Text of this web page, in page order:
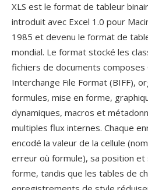
XLS est le format de tableur
introduit avec Excel 1.0 pour
1985 et devenu le format de
mondial. Le format stocké les
fichiers de documents composes
Interchange File Format (BIFF),
formules, mise en forme,
dynamiques, macros et
multiples flux internes. Chaque
encodé la valeur de la cellule
erreur où formule), sa position et
forme, tandis que les tables de